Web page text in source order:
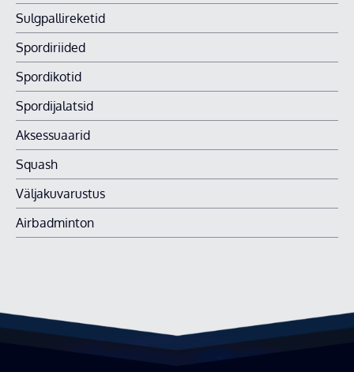
Sulgpalli­reketid
Spordi­riided
Spordi­kotid
Spordi­jalatsid
Aksessuaa­rid
Squash
Väljaku­varustus
Air­badminton